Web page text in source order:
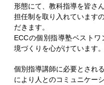
形態にて、教科指導を皆さ
担任制を取り入れています
だきます。
ECCの個別指導塾ベスト
境づくりを心がけています。
個別指導講師に必要とされ
により人とのコミュニケー